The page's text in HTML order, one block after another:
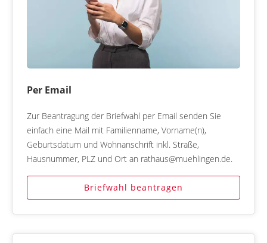
Per Email
Zur Beantragung der Briefwahl per Email senden Sie
einfach eine Mail mit Familienname, Vorname(n),
Geburtsdatum und Wohnanschrift inkl. Straße,
Hausnummer, PLZ und Ort an rathaus@muehlingen.de.
Briefwahl beantragen